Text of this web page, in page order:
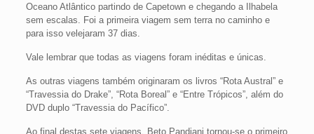
Oceano Atlântico partindo de Capetown e chegando a Ilhabela
sem escalas. Foi a primeira viagem sem terra no caminho e
para isso velejaram 37 dias.
Vale lembrar que todas as viagens foram inéditas e únicas.
As outras viagens também originaram os livros “Rota Austral” e
“Travessia do Drake”, “Rota Boreal” e “Entre Trópicos”, além do
DVD duplo “Travessia do Pacífico”.
Ao final destas sete viagens, Beto Pandiani tornou-se o primeiro